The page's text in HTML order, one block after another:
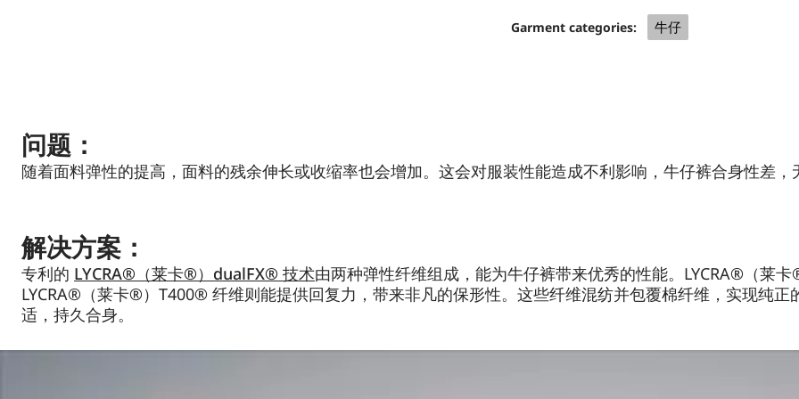
Garment categories: 牛仔
问题：
随着面料弹性的提高，面料的残余伸长或收缩率也会增加。这会对服装性能造成不利影响，牛仔裤合身性差
解决方案：
专利的 LYCRA® （莱卡®） dualFX® 技术由两种弹性纤维组成，能为牛仔裤带来优秀的性能。LYCRA®（莱
LYCRA®（莱卡®）T400® 纤维则能提供回复力，带来非凡的保形性。这些纤维混纺并包覆棉纤维，实现纯
适，持久合身。